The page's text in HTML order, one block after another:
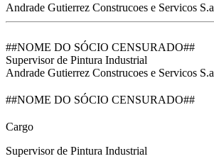
Andrade Gutierrez Construcoes e Servicos S.a
##NOME DO SÓCIO CENSURADO##
Supervisor de Pintura Industrial
Andrade Gutierrez Construcoes e Servicos S.a
##NOME DO SÓCIO CENSURADO##
Cargo
Supervisor de Pintura Industrial